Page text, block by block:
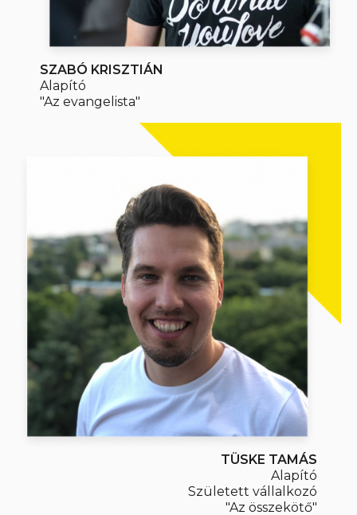
SZABÓ KRISZTIÁN
Alapító
"Az evangelista"
TÜSKE TAMÁS
Alapító
Született vállalkozó
"Az összekötő"